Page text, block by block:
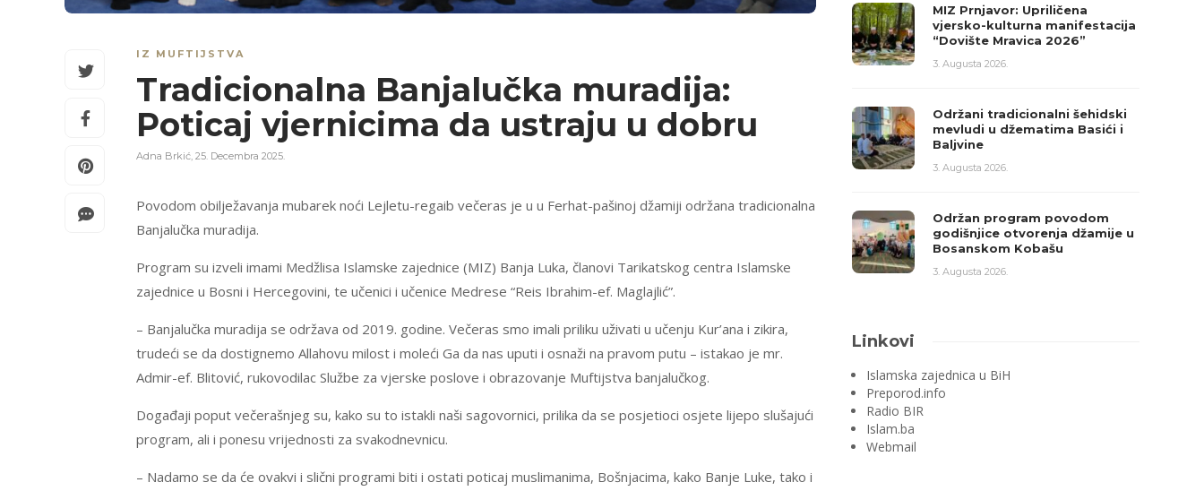
IZ MUFTIJSTVA
Tradicionalna Banjalučka muradija:
Poticaj vjernicima da ustraju u dobru
Adna Brkić, 25. Decembra 2025.
Povodom obilježavanja mubarek noći Lejletu-regaib večeras je u u Ferhat-pašinoj džamiji održana tradicionalna
Banjalučka muradija.
Program su izveli imami Medžlisa Islamske zajednice (MIZ) Banja Luka, članovi Tarikatskog centra Islamske
zajednice u Bosni i Hercegovini, te učenici i učenice Medrese “Reis Ibrahim-ef. Maglajlić”.
– Banjalučka muradija se održava od 2019. godine. Večeras smo imali priliku uživati u učenju Kur’ana i zikira,
trudeći se da dostignemo Allahovu milost i moleći Ga da nas uputi i osnaži na pravom putu – istakao je mr.
Admir-ef. Blitović, rukovodilac Službe za vjerske poslove i obrazovanje Muftijstva banjalučkog.
Događaji poput večerašnjeg su, kako su to istakli naši sagovornici, prilika da se posjetioci osjete lijepo slušajući
program, ali i ponesu vrijednosti za svakodnevnicu.
– Nadamo se da će ovakvi i slični programi biti i ostati poticaj muslimanima, Bošnjacima, kako Banje Luke, tako i
MIZ Prnjavor: Upriličena
vjersko-kulturna manifestacija
“Dovište Mravica 2026”
3. Augusta 2026.
Održani tradicionalni šehidski
mevludi u džematima Basići i
Baljvine
3. Augusta 2026.
Održan program povodom
godišnjice otvorenja džamije u
Bosanskom Kobašu
3. Augusta 2026.
Linkovi
Islamska zajednica u BiH
Preporod.info
Radio BIR
Islam.ba
Webmail